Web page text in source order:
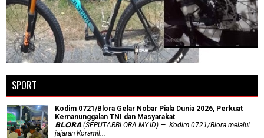
SPORT
Kodim 0721/Blora Gelar Nobar Piala Dunia 2026, Perkuat
Kemanunggalan TNI dan Masyarakat
𝗕𝗟𝗢𝗥𝗔 (SEPUTARBLORA.MY.ID) — Kodim 0721/Blora melalui
jajaran Koramil...